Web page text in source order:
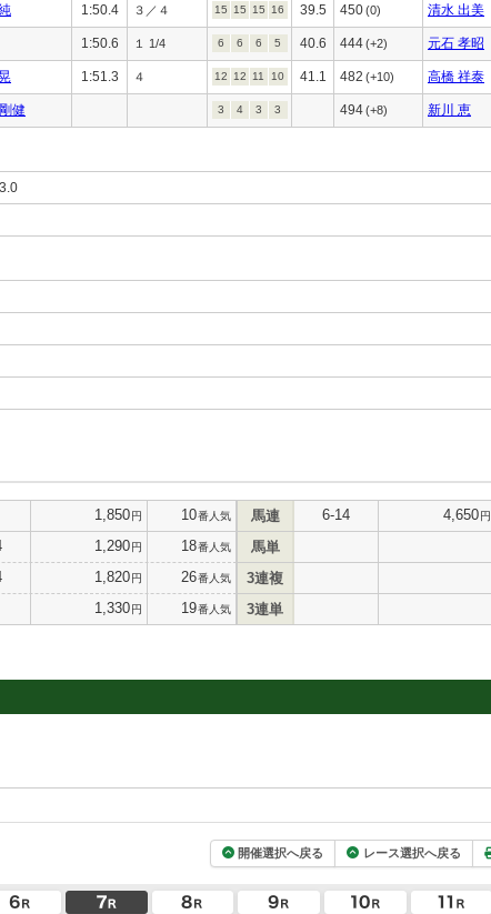
1:50.4 ３／４ 15 15 15 16 39.5 450(0) 清水 出美
1:50.6 １ 1/4 6 6 6 5 40.6 444(+2) 元石 孝昭
1:51.3 ４ 12 12 11 10 41.1 482 (+10) 高橋 祥泰
健 3 4 3 3 494(+8) 新川 恵
1,850円 10番人気
1,290円 18番人気
1,820円 26番人気
1,330円 19番人気
馬連 6-14 4,650円
馬単
3連複
3連単
開催選択へ戻る レース選択へ戻る